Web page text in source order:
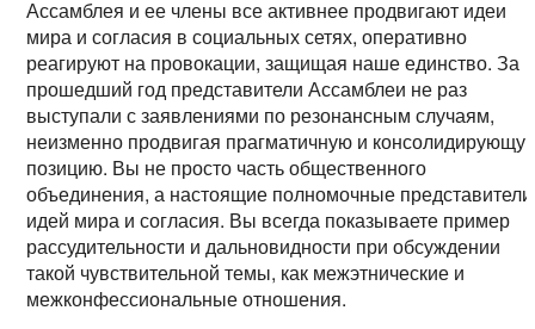
Ассамблея и ее члены все активнее продвигают идеи
мира и согласия в социальных сетях, оперативно
реагируют на провокации, защищая наше единство. За
прошедший год представители Ассамблеи не раз
выступали с заявлениями по резонансным случаям,
неизменно продвигая прагматичную и
позицию. Вы не просто часть общественного
объединения, а настоящие полномочные представители
идей мира и согласия. Вы всегда показываете пример
рассудительности и дальновидности при обсуждении
такой чувствительной темы, как межэтнические и
межконфессиональные отношения.